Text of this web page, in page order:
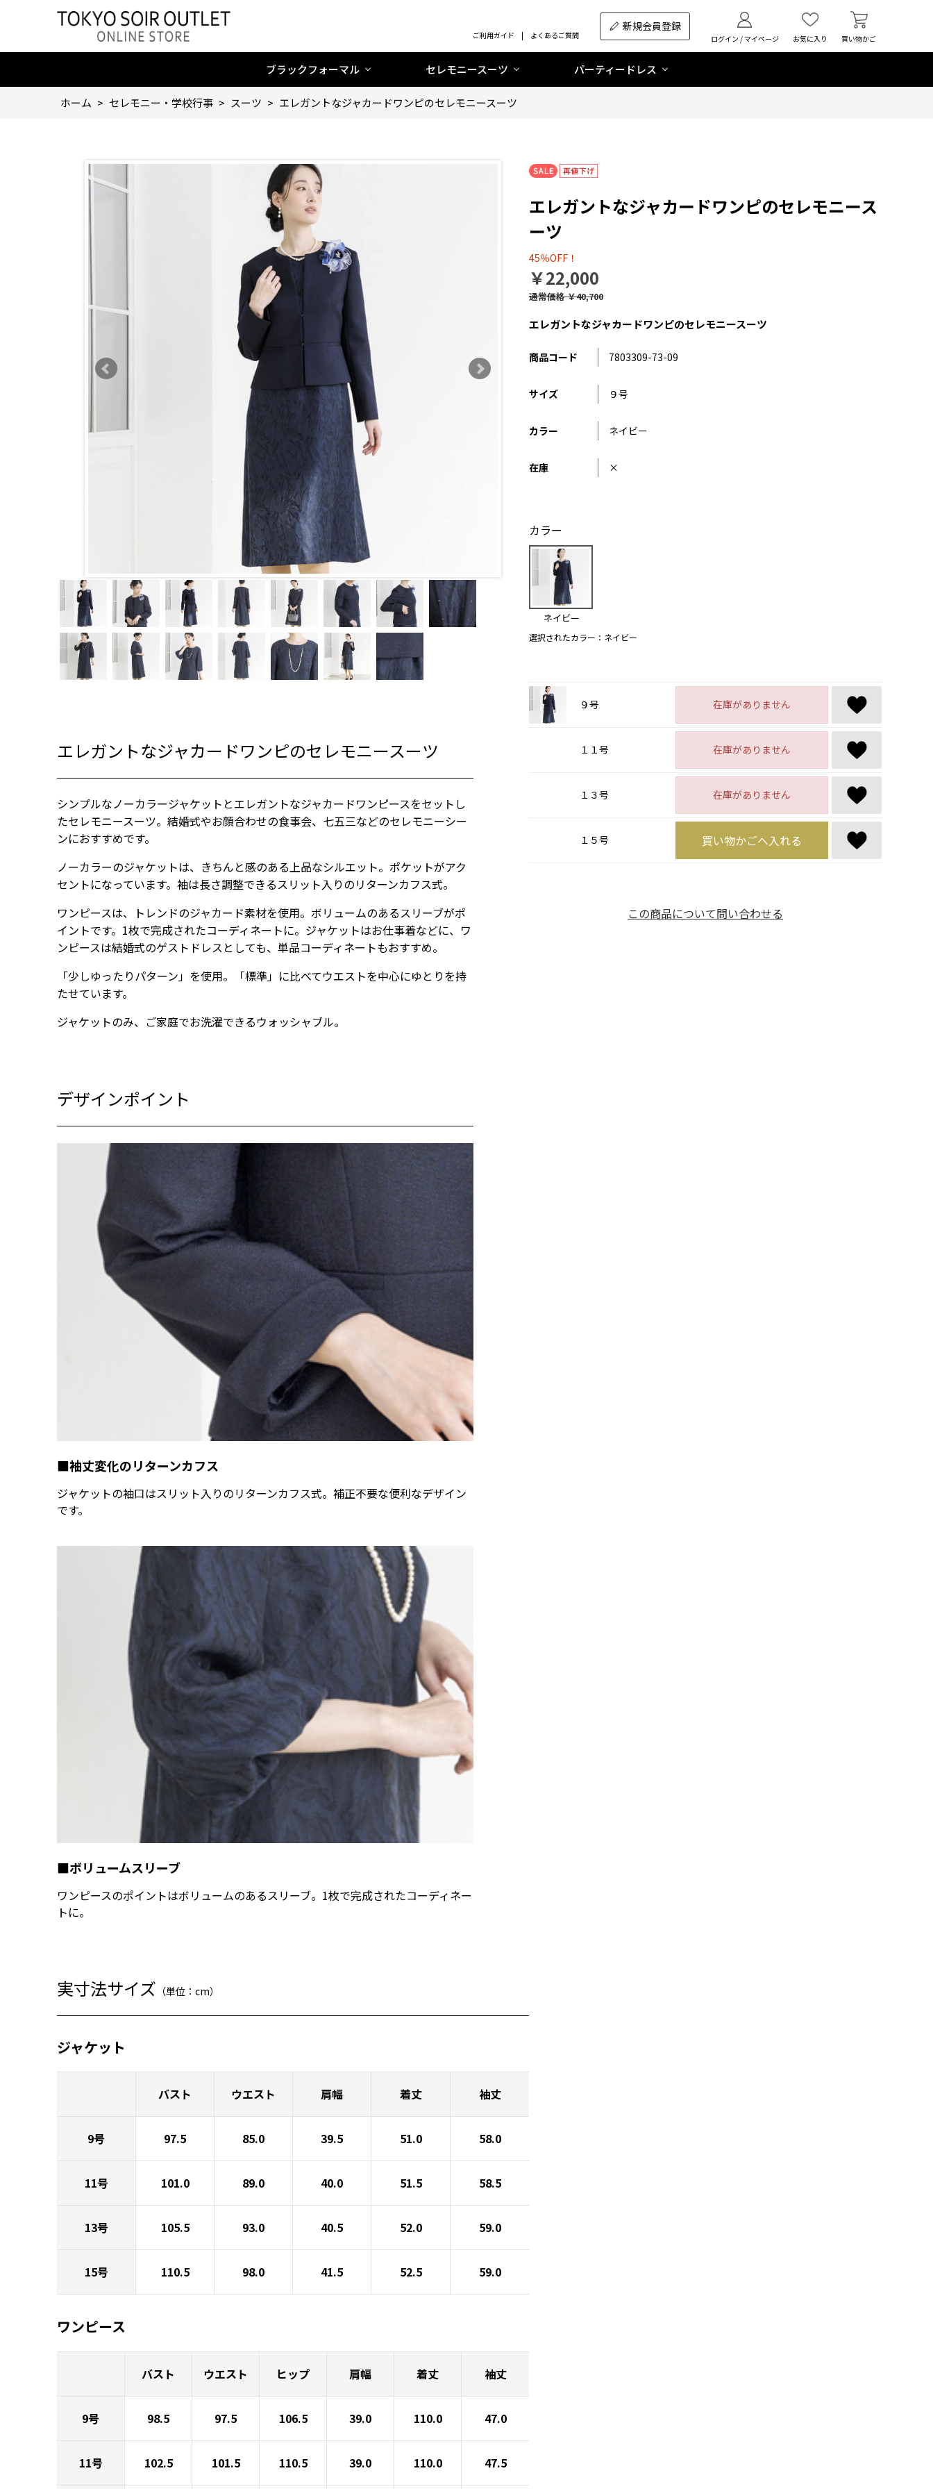
ご利用ガイド よくあるご質問
新規会員登録
ログイン / マイページ お気に入り 買い物かご
ブラックフォーマル セレモニースーツ パーティードレス
ホーム > セレモニー・学校行事 > スーツ > エレガントなジャカードワンピのセレモニースーツ
ネイビー
エレガントなジャカードワンピのセレモニースーツ
シンプルなノーカラージャケットとエレガントなジャカードワンピースをセットし
たセレモニースーツ。結婚式やお顔合わせの食事会、七五三などのセレモニーシー
ンにおすすめです。
ノーカラーのジャケットは、きちんと感のある上品なシルエット。ポケットがアク
セントになっています。袖は長さ調整できるスリット入りのリターンカフス式。
ワンピースは、トレンドのジャカード素材を使用。ボリュームのあるスリーブがポ
イントです。1枚で完成されたコーディネートに。ジャケットはお仕事着などに、ワ
ンピースは結婚式のゲストドレスとしても、単品コーディネートもおすすめ。
「少しゆったりパターン」を使用。「標準」に比べてウエストを中心にゆとりを持
たせています。
ジャケットのみ、ご家庭でお洗濯できるウォッシャブル。
デザインポイント
■袖丈変化のリターンカフス
ジャケットの袖口はスリット入りのリターンカフス式。補正不要な便利なデザイン
です。
■ボリュームスリーブ
ワンピースのポイントはボリュームのあるスリーブ。1枚で完成されたコーディネー
トに。
実寸法サイズ （単位：cm）
ジャケット
バスト ウエスト 肩幅 着丈 袖丈
9号 97.5 85.0 39.5 51.0 58.0
11号 101.0 89.0 40.0 51.5 58.5
13号 105.5 93.0 40.5 52.0 59.0
15号 110.5 98.0 41.5 52.5 59.0
ワンピース
バスト ウエスト ヒップ 肩幅 着丈 袖丈
9号 98.5 97.5 106.5 39.0 110.0 47.0
11号 102.5 101.5 110.5 39.0 110.0 47.5
エレガントなジャカードワンピのセレモニースーツ
エレガントなジャカードワンピのセレモニース
ーツ
45％OFF！
￥22,000
通常価格￥40,700
商品コード 7803309-73-09
サイズ ９号
カラー ネイビー
在庫 ×
カラー
ネイビー
選択されたカラー：ネイビー
９号 在庫がありません
１１号 在庫がありません
１３号 在庫がありません
１５号 買い物かごへ入れる
この商品について問い合わせる